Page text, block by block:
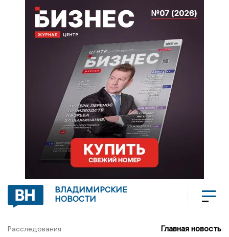
ВЛАДИМИРСКИЕ
НОВОСТИ
Расследования Главная новость